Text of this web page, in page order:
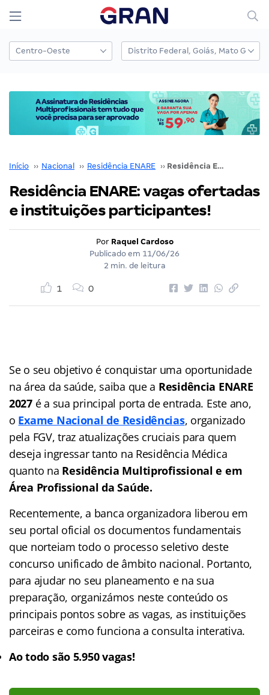
Início ›› Nacional ›› Residência ENARE ›› Residência ENARE: vagas ofertadas e instituições participantes!
Residência ENARE: vagas ofertadas
e instituições participantes!
Por Raquel Cardoso
Publicado em 11/06/26
2 min. de leitura
1 0
Se o seu objetivo é conquistar uma oportunidade
na área da saúde, saiba que a Residência ENARE
2027 é a sua principal porta de entrada. Este ano,
o Exame Nacional de Residências, organizado
pela FGV, traz atualizações cruciais para quem
deseja ingressar tanto na Residência Médica
quanto na Residência Multiprofissional e em
Área Profissional da Saúde.
Recentemente, a banca organizadora liberou em
seu portal oficial os documentos fundamentais
que norteiam todo o processo seletivo deste
concurso unificado de âmbito nacional. Portanto,
para ajudar no seu planeamento e na sua
preparação, organizámos neste conteúdo os
principais pontos sobre as vagas, as instituições
parceiras e como funciona a consulta interativa.
Ao todo são 5.950 vagas!